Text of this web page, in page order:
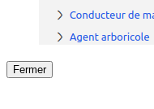
Fermer